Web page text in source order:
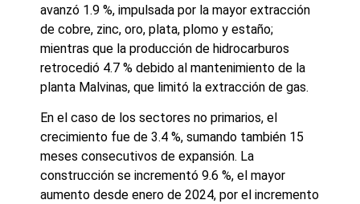
avanzó 1.9 %, impulsada por la mayor extracción
de cobre, zinc, oro, plata, plomo y estaño;
mientras que la producción de hidrocarburos
retrocedió 4.7 % debido al mantenimiento de la
planta Malvinas, que limitó la extracción de gas.
En el caso de los sectores no primarios, el
crecimiento fue de 3.4 %, sumando también 15
meses consecutivos de expansión. La
construcción se incrementó 9.6 %, el mayor
aumento desde enero de 2024, por el incremento